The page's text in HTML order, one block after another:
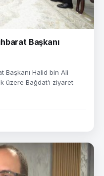
Başkanı
Başkanı Halid bin Ali
üzere Bağdat’ı ziyaret